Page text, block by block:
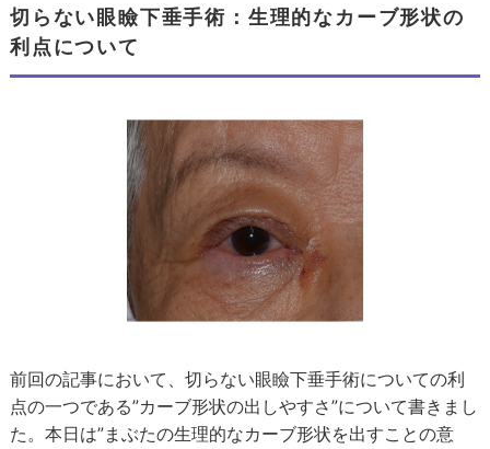
切らない眼瞼下垂手術：生理的なカーブ形状の
利点について
前回の記事において、切らない眼瞼下垂手術についての利
点の一つである”カーブ形状の出しやすさ”について書きまし
た。本日は”まぶたの生理的なカーブ形状を出すことの意